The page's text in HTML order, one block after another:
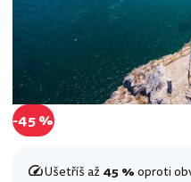
-45 %
Ušetříš až45 %oproti